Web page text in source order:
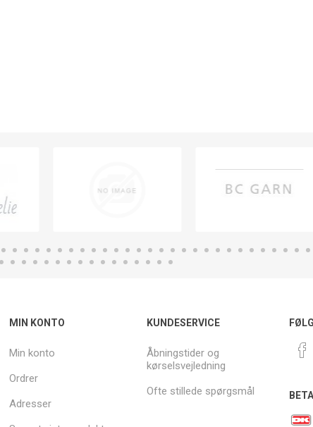
MIN KONTO
Min konto
Ordrer
Adresser
KUNDESERVICE
Åbningstider og
kørselsvejledning
Ofte stillede spørgsmål